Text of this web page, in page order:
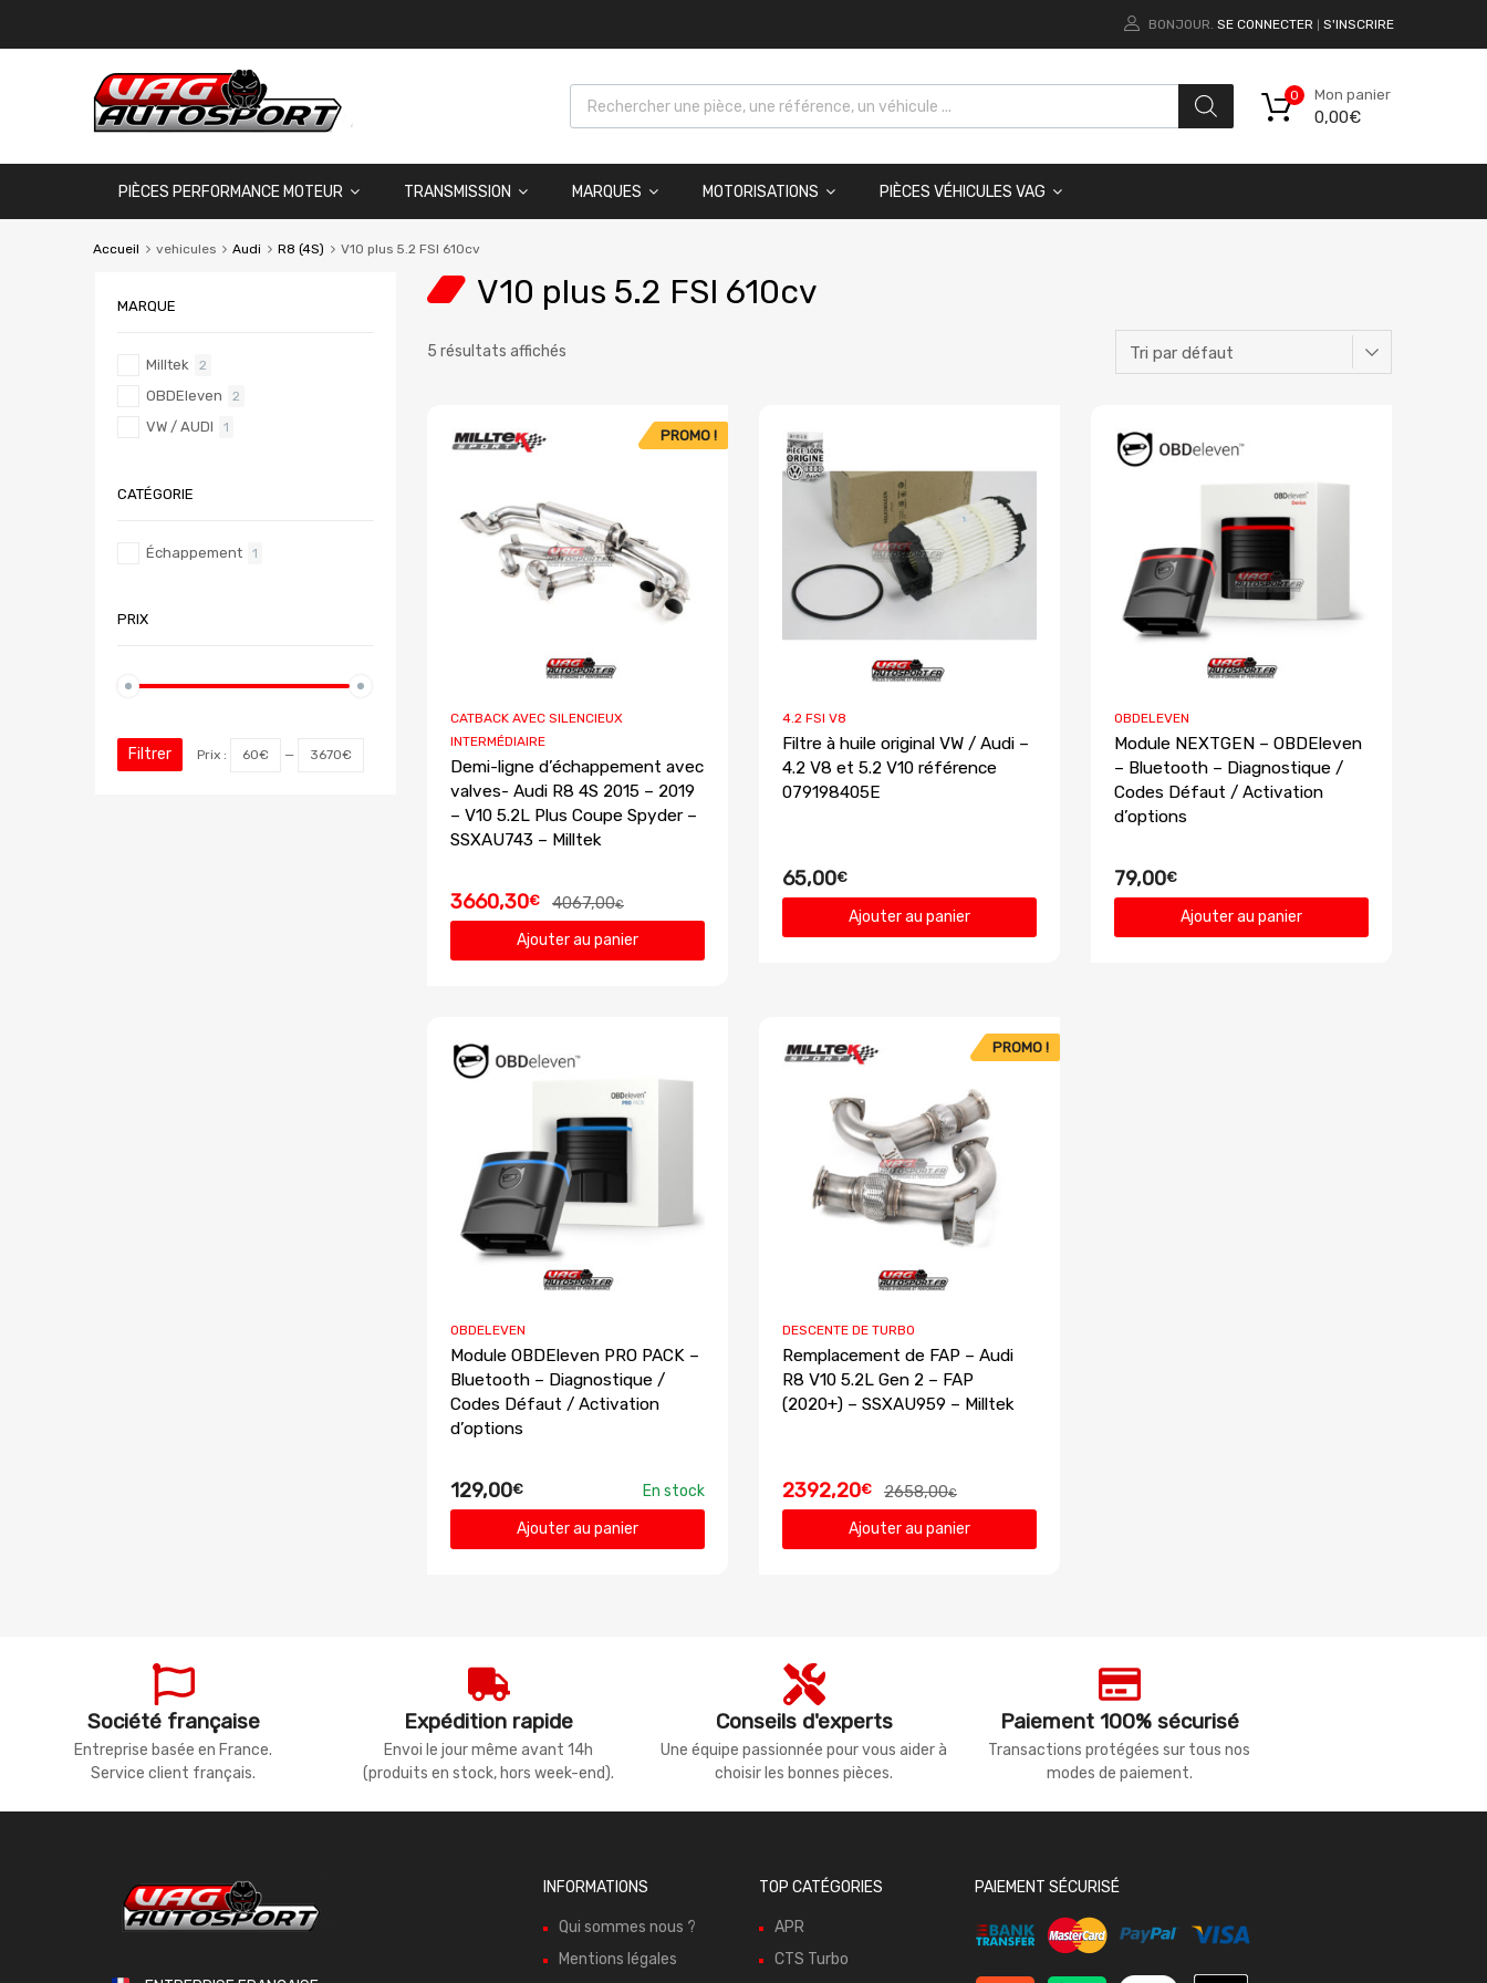
BONJOUR. SE CONNECTER S'INSCRIRE
Mon panier
0,00€
0
PIÈCES PERFORMANCE MOTEUR TRANSMISSION MARQUES MOTORISATIONS PIÈCES VÉHICULES VAG
Accueil vehicules Audi R8 (4S) V10 plus 5.2 FSI 610cv
V10 plus 5.2 FSI 610cv
5 résultats affichés
PROMO !
CATBACK AVEC SILENCIEUX
INTERMÉDIAIRE
Demi-ligne d’échappement avec
valves- Audi R8 4S 2015 – 2019
– V10 5.2L Plus Coupe Spyder –
SSXAU743 – Milltek
4067,00€
3660,30€
Ajouter au panier
4.2 FSI V8
Filtre à huile original VW / Audi –
4.2 V8 et 5.2 V10 référence
079198405E
65,00€
Ajouter au panier
OBDELEVEN
Module NEXTGEN – OBDEleven
– Bluetooth – Diagnostique /
Codes Défaut / Activation
d’options
79,00€
Ajouter au panier
OBDELEVEN
Module OBDEleven PRO PACK –
Bluetooth – Diagnostique /
Codes Défaut / Activation
d’options
129,00€
En stock
Ajouter au panier
PROMO !
DESCENTE DE TURBO
Remplacement de FAP – Audi
R8 V10 5.2L Gen 2 – FAP
(2020+) – SSXAU959 – Milltek
2658,00€
2392,20€
Ajouter au panier
MARQUE
Milltek 2
OBDEleven 2
VW / AUDI 1
CATÉGORIE
Échappement 1
PRIX
Filtrer Prix : 60€ — 3670€
Société française
Entreprise basée en France.
Service client français.
Expédition rapide
Envoi le jour même avant 14h
(produits en stock, hors week-end).
Conseils d'experts
Une équipe passionnée pour vous aider à
choisir les bonnes pièces.
Paiement 100% sécurisé
Transactions protégées sur tous nos
modes de paiement.
INFORMATIONS
Qui sommes nous ?
Mentions légales
TOP CATÉGORIES
APR
CTS Turbo
PAIEMENT SÉCURISÉ